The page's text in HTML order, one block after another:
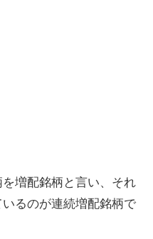
増配銘柄と言い、それ
るのが連続増配銘柄で